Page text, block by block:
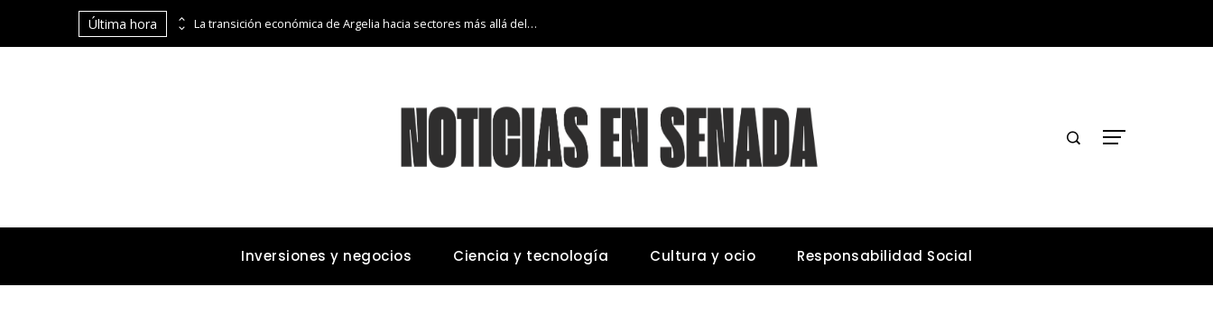
Última hora Cómo los imperios dominaron el comercio marítimo y terrestre antes de la era industrial La transición económica de Argelia hacia sectores más allá del petróleo y gas
Inversiones y negocios Ciencia y tecnología Cultura y ocio Responsabilidad Social